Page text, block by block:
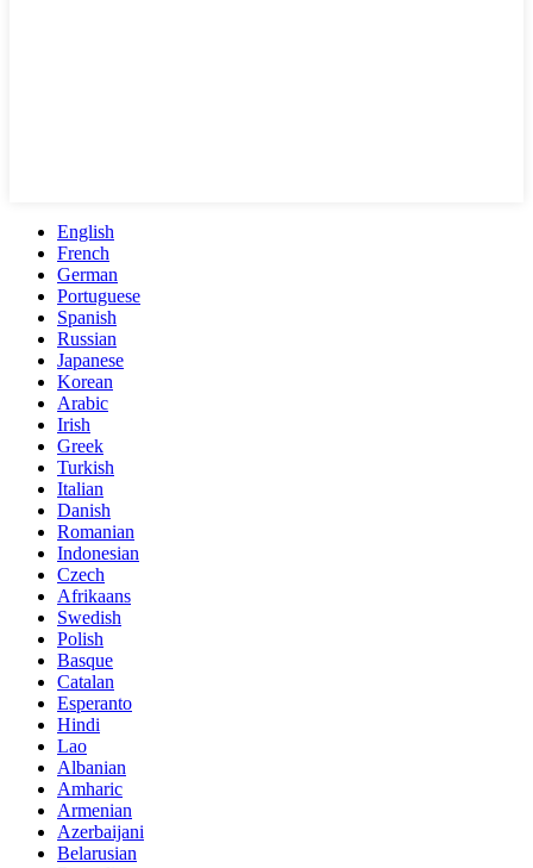
English
French
German
Portuguese
Spanish
Russian
Japanese
Korean
Arabic
Irish
Greek
Turkish
Italian
Danish
Romanian
Indonesian
Czech
Afrikaans
Swedish
Polish
Basque
Catalan
Esperanto
Hindi
Lao
Albanian
Amharic
Armenian
Azerbaijani
Belarusian